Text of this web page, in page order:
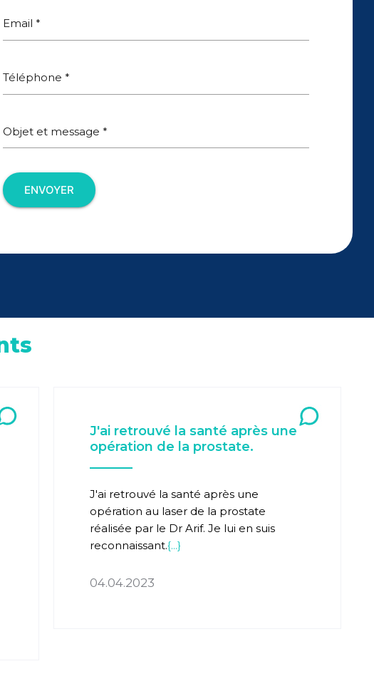
Email *
Téléphone *
Objet et message *
ENVOYER
J'ai retrouvé la santé après une
opération de la prostate.
J'ai retrouvé la santé après une
opération au laser de la prostate
réalisée par le Dr Arif. Je lui en suis
reconnaissant.{...}
04.04.2023